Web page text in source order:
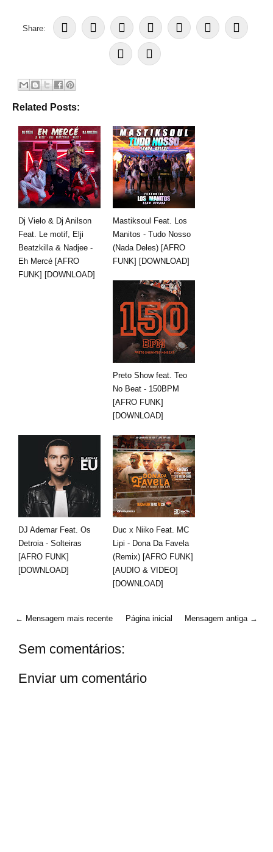
Share:
Related Posts:
Dj Vielo & Dj Anilson
Feat. Le motif, Elji
Beatzkilla & Nadjee -
Eh Mercé [AFRO
FUNK] [DOWNLOAD]
Mastiksoul Feat. Los
Manitos - Tudo Nosso
(Nada Deles) [AFRO
FUNK] [DOWNLOAD]
Preto Show feat. Teo
No Beat - 150BPM
[AFRO FUNK]
[DOWNLOAD]
DJ Ademar Feat. Os
Detroia - Solteiras
[AFRO FUNK]
[DOWNLOAD]
Duc x Niiko Feat. MC
Lipi - Dona Da Favela
(Remix) [AFRO FUNK]
[AUDIO & VIDEO]
[DOWNLOAD]
← Mensagem mais recente Mensagem antiga →
Página inicial
Sem comentários:
Enviar um comentário